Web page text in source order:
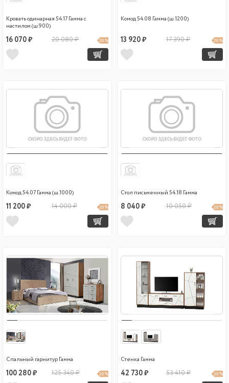
Кровать одинарная 54.17 Гамма с
настилом (ш.900)
16 070 ₽ 20 080 ₽ 20 %
Комод 54.08 Гамма (ш.1200)
13 920 ₽ 17 390 ₽ 20 %
Комод 54.07 Гамма (ш.1000)
11 200 ₽ 14 000 ₽ 20 %
Стол письменный 54.18 Гамма
8 040 ₽ 10 050 ₽ 20 %
Спальный гарнитур Гамма
100 280 ₽ 125 340 ₽ 20 %
Стенка Гамма
42 730 ₽ 53 410 ₽ 20 %